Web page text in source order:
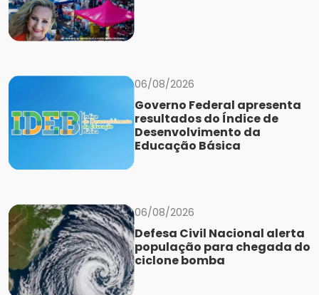
06/08/2026
Governo Federal apresenta
resultados do Índice de
Desenvolvimento da
Educação Básica
06/08/2026
Defesa Civil Nacional alerta
população para chegada do
ciclone bomba